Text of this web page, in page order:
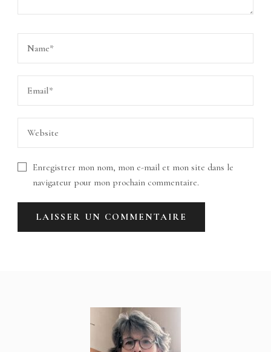
Enregistrer mon nom, mon e-mail et mon site dans le
navigateur pour mon prochain commentaire.